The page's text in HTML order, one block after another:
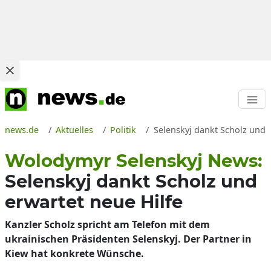
news.de Aktuelles Politik Selenskyj dankt Scholz
Wolodymyr Selenskyj News:
Selenskyj dankt Scholz und
erwartet neue Hilfe
Kanzler Scholz spricht am Telefon mit dem
ukrainischen Präsidenten Selenskyj. Der Partner in
Kiew hat konkrete Wünsche.